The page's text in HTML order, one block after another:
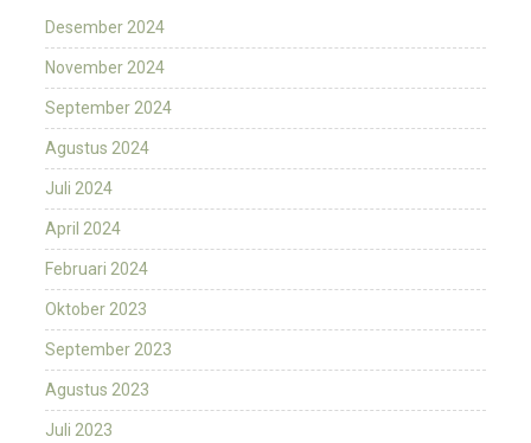
Desember 2024
November 2024
September 2024
Agustus 2024
Juli 2024
April 2024
Februari 2024
Oktober 2023
September 2023
Agustus 2023
Juli 2023